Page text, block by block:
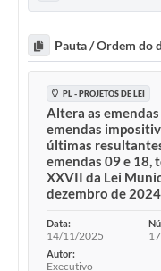
Pauta / Ordem do
PL - PROJETOS DE LEI
Altera as
emendas
últimas
emendas 09 e 18,
XXVII da Lei
dezembro de
Data:
14/11/2025
Autor:
Executivo